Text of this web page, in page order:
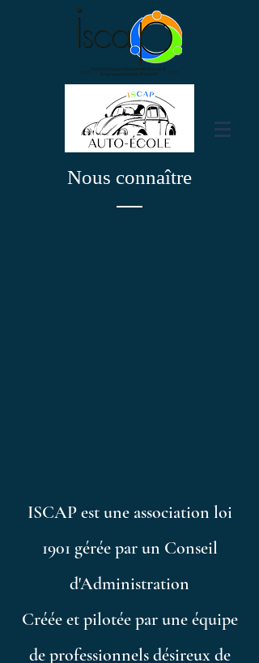
Nous connaître
ISCAP est une association loi
1901 gérée par un Conseil
d'Administration
Créée et pilotée par une équipe
de professionnels désireux de